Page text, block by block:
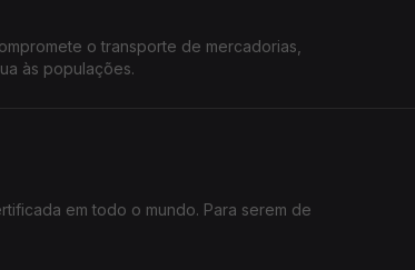
o transporte de mercadorias,
às populações.
em todo o mundo. Para serem de